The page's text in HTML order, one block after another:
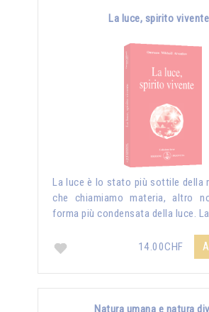
La luce, spirito vivente
La luce è lo stato più sottile della
che chiamiamo materia, altro
forma più condensata della luce.
14.00CHF
Natura umana e natura